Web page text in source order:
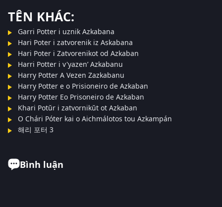
TÊN KHÁC:
Garri Potter i uznik Azkabana
Hari Poter i zatvorenik iz Askabana
Hari Poter i Zatvorenikot od Azkaban
Harri Potter i v'yazenʹ Azkabanu
Harry Potter A Vezen Zazkabanu
Harry Potter e o Prisioneiro de Azkaban
Harry Potter Eo Prisoneiro de Azkaban
Khari Potŭr i zatvornikŭt ot Azkaban
O Chári Póter kai o Aichmálotos tou Azkampán
해리 포터 3
Bình luận